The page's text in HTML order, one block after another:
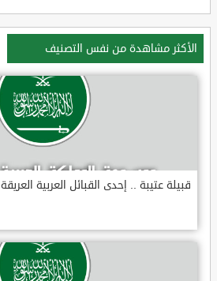
الأكثر مشاهدة من نفس التصنيف
قبيلة عتيبة .. إحدى القبائل العربية العريقة